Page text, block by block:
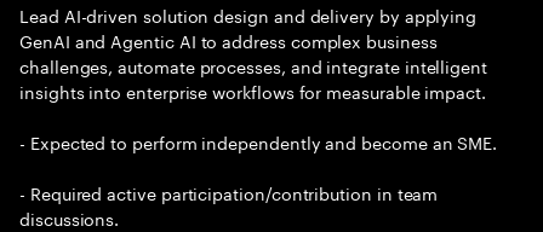
Lead AI-driven solution design and delivery by applying
GenAI and Agentic AI to address complex business
challenges, automate processes, and integrate intelligent
insights into enterprise workflows for measurable impact.
- Expected to perform independently and become an SME.
- Required active participation/contribution in team
discussions.